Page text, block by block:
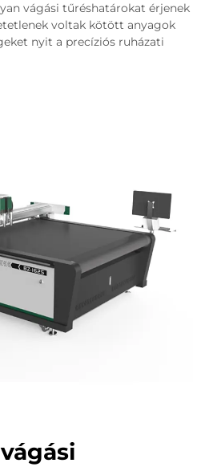
vágási tűréshatárokat érjenek
voltak kötött anyagok
nyit a precíziós ruházati